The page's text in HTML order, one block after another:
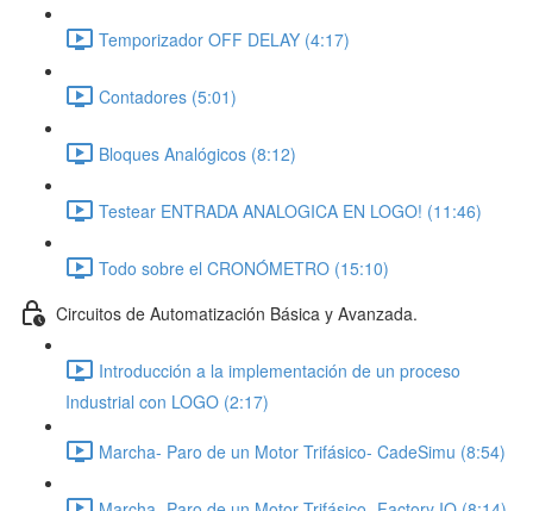
Temporizador OFF DELAY (4:17)
Contadores (5:01)
Bloques Analógicos (8:12)
Testear ENTRADA ANALOGICA EN LOGO! (11:46)
Todo sobre el CRONÓMETRO (15:10)
Circuitos de Automatización Básica y Avanzada.
Introducción a la implementación de un proceso
Industrial con LOGO (2:17)
Marcha- Paro de un Motor Trifásico- CadeSimu (8:54)